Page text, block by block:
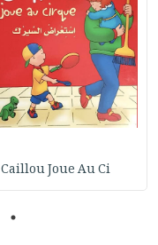
Caillou Joue Au Ci
1